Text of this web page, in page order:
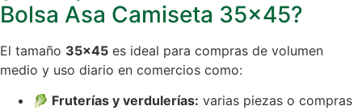
Bolsa Asa Camiseta 35×45?
El tamaño 35×45 es ideal para compras de volumen
medio y uso diario en comercios como:
🥬 Fruterías y verdulerías: varias piezas o compras